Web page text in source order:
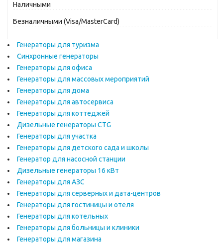
Наличными
Безналичными (Visa/MasterCard)
Генераторы для туризма
Синхронные генераторы
Генераторы для офиса
Генераторы для массовых мероприятий
Генераторы для дома
Генераторы для автосервиса
Генераторы для коттеджей
Дизельные генераторы CTG
Генераторы для участка
Генераторы для детского сада и школы
Генератор для насосной станции
Дизельные генераторы 16 кВт
Генераторы для АЗС
Генераторы для серверных и дата-центров
Генераторы для гостиницы и отеля
Генераторы для котельных
Генераторы для больницы и клиники
Генераторы для магазина